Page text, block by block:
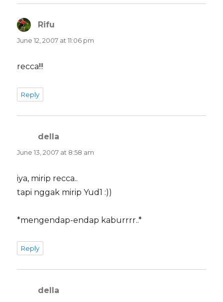
Rifu
June 12, 2007 at 11:06 pm
recca!!!
Reply
della
June 13, 2007 at 8:58 am
iya, mirip recca..
tapi nggak mirip Yud1 :))
*mengendap-endap kaburrrr..*
Reply
della